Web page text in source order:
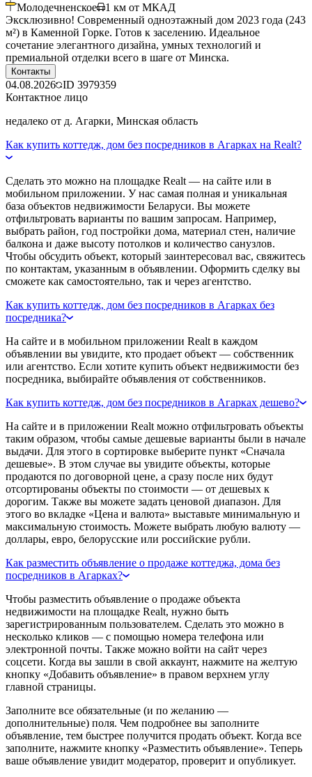
Молодечненское 1 км от МКАД
Эксклюзивно! Современный одноэтажный дом 2023 года (243
м²) в Каменной Горке. Готов к заселению. Идеальное
сочетание элегантного дизайна, умных технологий и
премиальной отделки всего в шаге от Минска.
Контакты
04.08.2026 ID 3979359
Контактное лицо
недалеко от д. Агарки, Минская область
Как купить коттедж, дом без посредников в Агарках на Realt?
Сделать это можно на площадке Realt — на сайте или в
мобильном приложении. У нас самая полная и уникальная
база объектов недвижимости Беларуси. Вы можете
отфильтровать варианты по вашим запросам. Например,
выбрать район, год постройки дома, материал стен, наличие
балкона и даже высоту потолков и количество санузлов.
Чтобы обсудить объект, который заинтересовал вас, свяжитесь
по контактам, указанным в объявлении. Оформить сделку вы
сможете как самостоятельно, так и через агентство.
Как купить коттедж, дом без посредников в Агарках без
посредника?
На сайте и в мобильном приложении Realt в каждом
объявлении вы увидите, кто продает объект — собственник
или агентство. Если хотите купить объект недвижимости без
посредника, выбирайте объявления от собственников.
Как купить коттедж, дом без посредников в Агарках дешево?
На сайте и в приложении Realt можно отфильтровать объекты
таким образом, чтобы самые дешевые варианты были в начале
выдачи. Для этого в сортировке выберите пункт «Сначала
дешевые». В этом случае вы увидите объекты, которые
продаются по договорной цене, а сразу после них будут
отсортированы объекты по стоимости — от дешевых к
дорогим. Также вы можете задать ценовой диапазон. Для
этого во вкладке «Цена и валюта» выставьте минимальную и
максимальную стоимость. Можете выбрать любую валюту —
доллары, евро, белорусские или российские рубли.
Как разместить объявление о продаже коттеджа, дома без
посредников в Агарках?
Чтобы разместить объявление о продаже объекта
недвижимости на площадке Realt, нужно быть
зарегистрированным пользователем. Сделать это можно в
несколько кликов — с помощью номера телефона или
электронной почты. Также можно войти на сайт через
соцсети. Когда вы зашли в свой аккаунт, нажмите на желтую
кнопку «Добавить объявление» в правом верхнем углу
главной страницы.
Заполните все обязательные (и по желанию —
дополнительные) поля. Чем подробнее вы заполните
объявление, тем быстрее получится продать объект. Когда все
заполните, нажмите кнопку «Разместить объявление». Теперь
ваше объявление увидит модератор, проверит и опубликует.